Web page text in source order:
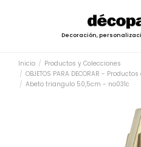
Decoración,
Inicio
Productos y Colecciones
OBJETOS PARA DECORAR -
Abeto triangulo 50,5cm - no031c